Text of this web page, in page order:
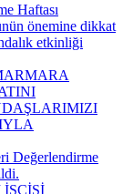
Haftası
önemine dikkat
etkinliği
Değerlendirme